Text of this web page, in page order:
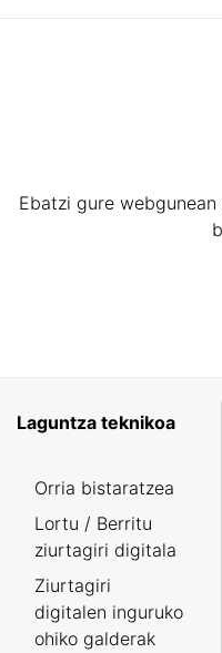
Ebatzi gure
Laguntza teknikoa
Orria bistaratzea
Lortu / Berritu
ziurtagiri digitala
Ziurtagiri
digitalen inguruko
ohiko galderak